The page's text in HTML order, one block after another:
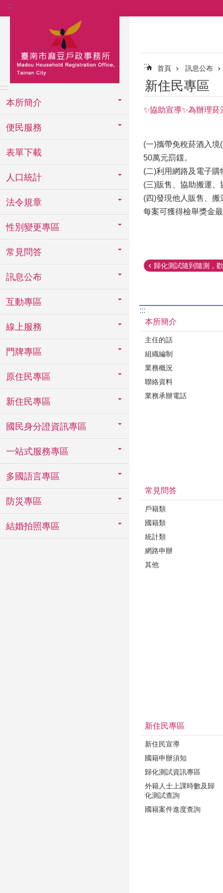
跳到主要內容區塊
:::
:::
本所簡介
便民服務
表單下載
人口統計
法令規章
性別變更專區
常見問答
訊息公布
互動專區
線上服務
門牌專區
原住民專區
新住民專區
國民身分證資訊專區
一站式服務專區
多國語言專區
防災專區
結婚拍照專區
::: 首頁 訊息公布
新住民專區
✨協助宣導✨為辦理
(一)攜帶免稅菸酒入
50萬元罰鍰。
(二)利用網路及電子
(三)販售、協助搬運
(四)發現他人販售、
每案可獲得檢舉獎金
歸化測試隨到隨測，
:::
本所簡介
主任的話
組織編制
業務概況
聯絡資料
業務承辦電話
常見問答
戶籍類
國籍類
統計類
網路申辦
其他
新住民專區
新住民宣導
國籍申辦須知
歸化測試資訊專區
外籍人士上課時數及歸
化測試查詢
國籍案件進度查詢